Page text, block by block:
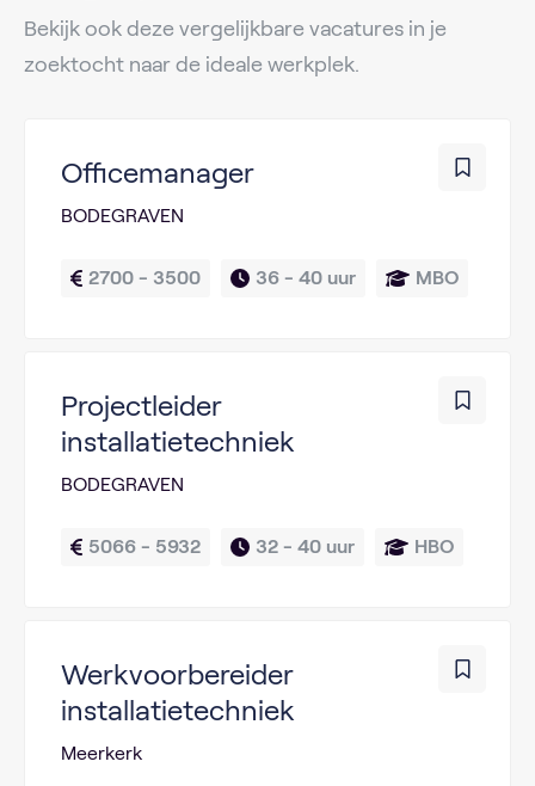
Bekijk ook deze vergelijkbare vacatures in je
zoektocht naar de ideale werkplek.
Officemanager
BODEGRAVEN
2700 - 3500 36 - 40 uur MBO
Projectleider
installatietechniek
BODEGRAVEN
5066 - 5932 32 - 40 uur HBO
Werkvoorbereider
installatietechniek
Meerkerk